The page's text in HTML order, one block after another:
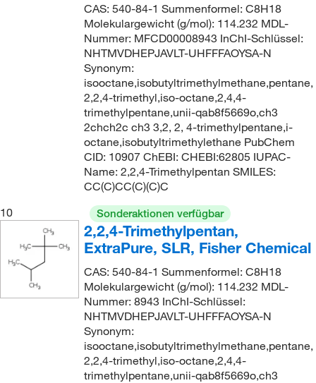
CAS: 540-84-1 Summenformel: C8H18
Molekulargewicht (g/mol): 114.232 MDL-
Nummer: MFCD00008943 InChI-Schlüssel:
NHTMVDHEPJAVLT-UHFFFAOYSA-N
Synonym:
isooctane,isobutyltrimethylmethane,pentane,
2,2,4-trimethyl,iso-octane,2,4,4-
trimethylpentane,unii-qab8f5669o,ch3
2chch2c ch3 3,2, 2, 4-trimethylpentane,i-
octane,isobutyltrimethylethane PubChem
CID: 10907 ChEBI: CHEBI:62805 IUPAC-
Name: 2,2,4-Trimethylpentan SMILES:
CC(C)CC(C)(C)C
10
Sonderaktionen verfügbar
2,2,4-Trimethylpentan,
ExtraPure, SLR, Fisher Chemical
CAS: 540-84-1 Summenformel: C8H18
Molekulargewicht (g/mol): 114.232 MDL-
Nummer: 8943 InChI-Schlüssel:
NHTMVDHEPJAVLT-UHFFFAOYSA-N
Synonym:
isooctane,isobutyltrimethylmethane,pentane,
2,2,4-trimethyl,iso-octane,2,4,4-
trimethylpentane,unii-qab8f5669o,ch3